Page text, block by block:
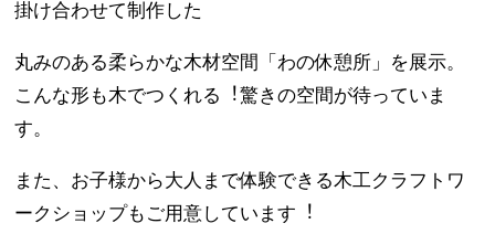
掛け合わせて制作した
丸みのある柔らかな木材空間「わの休憩所」を展示。
こんな形も木でつくれる︕驚きの空間が待っていま
す。
また、お子様から大人まで体験できる木工クラフトワ
ークショップもご用意しています︕